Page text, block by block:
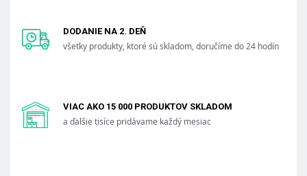
DODANIE NA 2. DEŇ
všetky produkty, ktoré sú skladom, doručíme do 24 hodín
VIAC AKO 15 000 PRODUKTOV SKLADOM
a ďalšie tisíce pridávame každý mesiac